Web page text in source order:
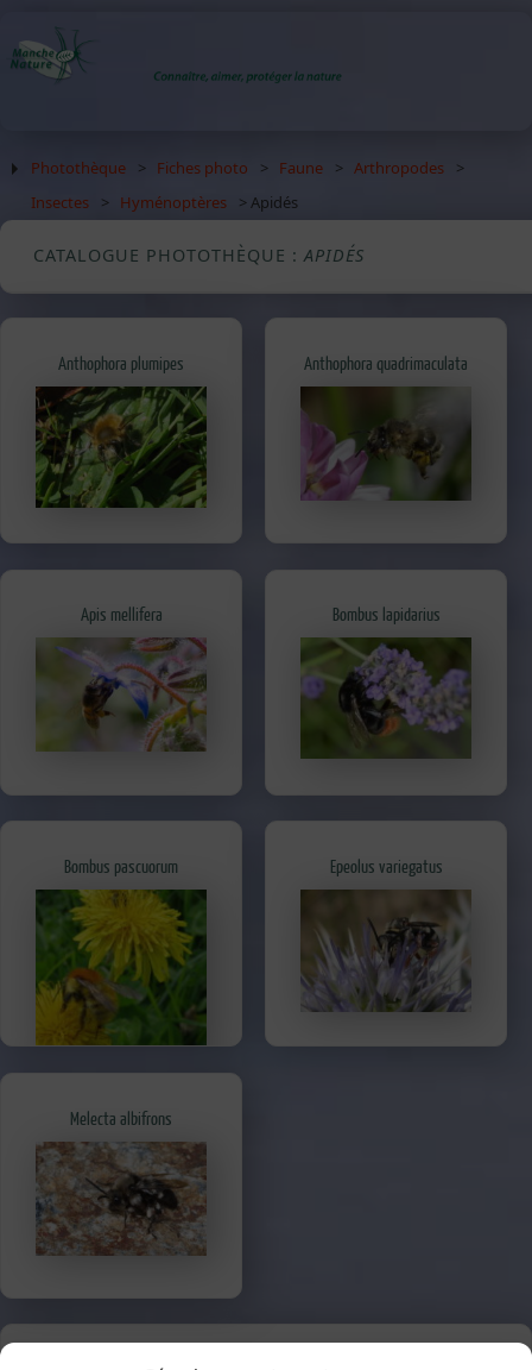
Photothèque > Fiches photo > Faune > Arthropodes
>
Insectes
> Hyménoptères > Apidés
CATALOGUE PHOTOTHÈQUE :APIDÉS
Anthophora plumipes Anthophora quadrimaculata
Apis mellifera Bombus lapidarius
Bombus pascuorum Epeolus variegatus
Melecta albifrons